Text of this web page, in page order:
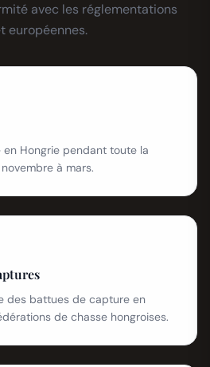
avec les réglementations
européennes.
en Hongrie pendant toute la
à mars.
des battues de capture en
de chasse hongroises.